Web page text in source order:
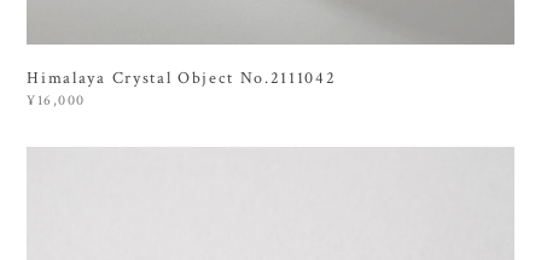
Himalaya Crystal Object No.2111042
¥16,000